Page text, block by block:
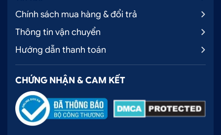
Chính sách mua hàng & đổi trả
Thông tin vận chuyển
Hướng dẫn thanh toán
CHỨNG NHẬN & CAM KẾT